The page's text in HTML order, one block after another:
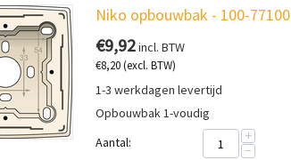
Niko opbouwbak - 100-77100
€9,92incl. BTW
€8,20(excl. BTW)
1-3 werkdagen levertijd
Opbouwbak 1-voudig
Aantal:
+
−